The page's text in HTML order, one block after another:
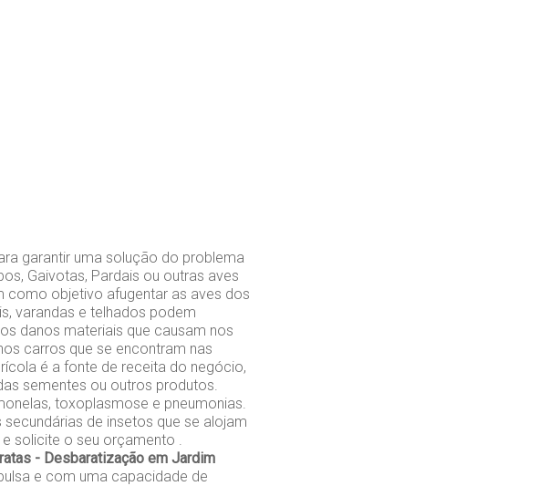
garantir uma solução do problema
Gaivotas, Pardais ou outras aves
como objetivo afugentar as aves dos
varandas e telhados podem
danos materiais que causam nos
carros que se encontram nas
é a fonte de receita do negócio,
sementes ou outros produtos.
toxoplasmose e pneumonias.
de insetos que se alojam
solicite o seu orçamento .
- Desbaratização em Jardim
e com uma capacidade de